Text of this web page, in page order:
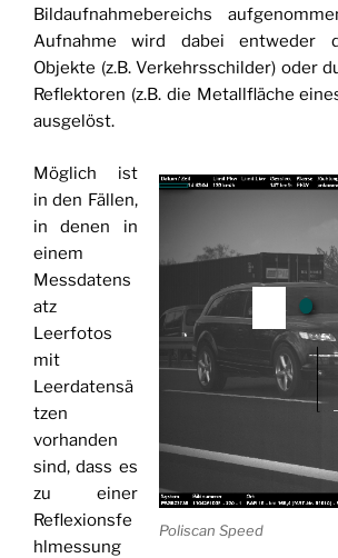
Bildaufnahmebereichs
Aufnahme wird dabei entweder
Objekte (z.B. Verkehrsschilder) oder
Reflektoren (z.B. die Metallfläche
ausgelöst.
Poliscan Speed
Möglich ist
in den Fällen,
in denen in
einem
Messdatens
atz
Leerfotos
mit
Leerdatensä
tzen
vorhanden
sind, dass es
zu einer
Reflexionsfe
hlmessung